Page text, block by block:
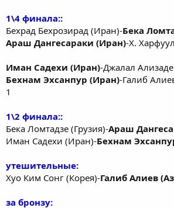
1\4 финала::
Бехрад Бехрозирад (Иран)-Бека
Араш Дангесараки (Иран)-Х.
Иман Садехи (Иран)-Джалал
Бехнам Эхсанпур (Иран)-Галиб
1
1\2 финала::
Бека Ломтадзе (Грузия)-Араш
Иман Садехи (Иран)-Бехнам
утешительные:
Хуо Ким Сонг (Корея)-Галиб Алиев
за бронзу: